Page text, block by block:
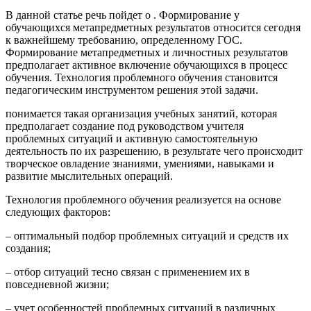
В данной статье речь пойдет о . Формирование у
обучающихся метапредметных результатов относится сегодня
к важнейшему требованию, определенному ГОС.
Формирование метапредметных и личностных результатов
предполагает активное включение обучающихся в процесс
обучения. Технология проблемного обучения становится
педагогическим инструментом решения этой задачи.
понимается такая организация учебных занятий, которая
предполагает создание под руководством учителя
проблемных ситуаций и активную самостоятельную
деятельность по их разрешению, в результате чего происходит
творческое овладение знаниями, умениями, навыками и
развитие мыслительных операций.
Технология проблемного обучения реализуется на основе
следующих факторов:
– оптимальный подбор проблемных ситуаций и средств их
создания;
– отбор ситуаций тесно связан с применением их в
повседневной жизни;
– учет особенностей проблемных ситуаций в различных